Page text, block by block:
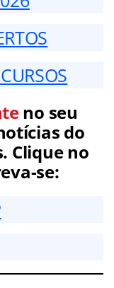
no seu
do
Clique no
se: